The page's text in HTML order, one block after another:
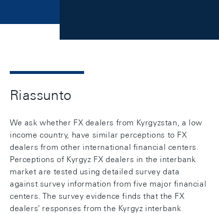
Riassunto
We ask whether FX dealers from Kyrgyzstan, a low
income country, have similar perceptions to FX
dealers from other international financial centers.
Perceptions of Kyrgyz FX dealers in the interbank
market are tested using detailed survey data
against survey information from five major financial
centers. The survey evidence finds that the FX
dealers' responses from the Kyrgyz interbank